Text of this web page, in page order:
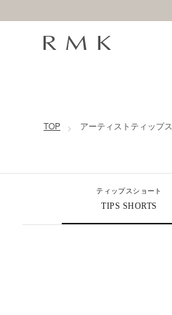
コンテンツに移動
TOP アーティストティップス
ティップスショート
TIPS SHORTS